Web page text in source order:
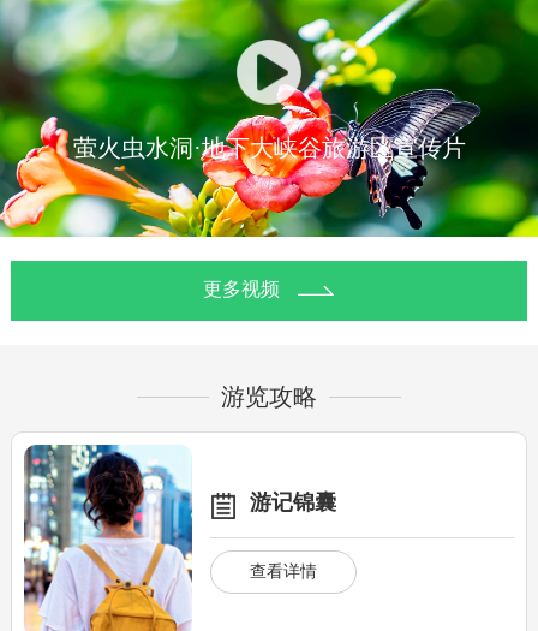
2020-11-02
县委书记薛峰调研萤火虫水洞•地下
大峡谷旅游区5A创建工作
2020-09-16
萤火虫水洞·地下大峡谷旅游区“三
个引领”吹响5A创建冲锋号
2020-08-26
2021-01-27
过新年 游新5A 预约出行更优惠
2020-09-27
非遗落户景区 彰显文旅融合新魅力
2020-09-23
萤火虫水洞·地下大峡谷旅游区宣传片
更多视频
游览攻略
游记锦囊
查看详情